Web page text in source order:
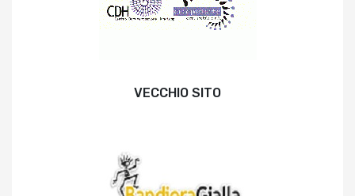
VECCHIO SITO